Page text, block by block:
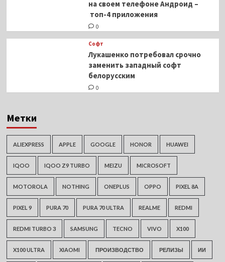
на своем телефоне Андроид –
топ-4 приложения
0
Софт
Лукашенко потребовал срочно
заменить западный софт
белорусским
0
Метки
ALIEXPRESS APPLE GOOGLE HONOR HUAWEI
IQOO IQOO Z9 TURBO MEIZU MICROSOFT
MOTOROLA NOTHING ONEPLUS OPPO PIXEL 8A
PIXEL 9 PURA 70 PURA 70 ULTRA REALME REDMI
REDMI TURBO 3 SAMSUNG TECNO VIVO X100
X100 ULTRA XIAOMI ПРОИЗВОДСТВО РЕЛИЗЫ ИИ